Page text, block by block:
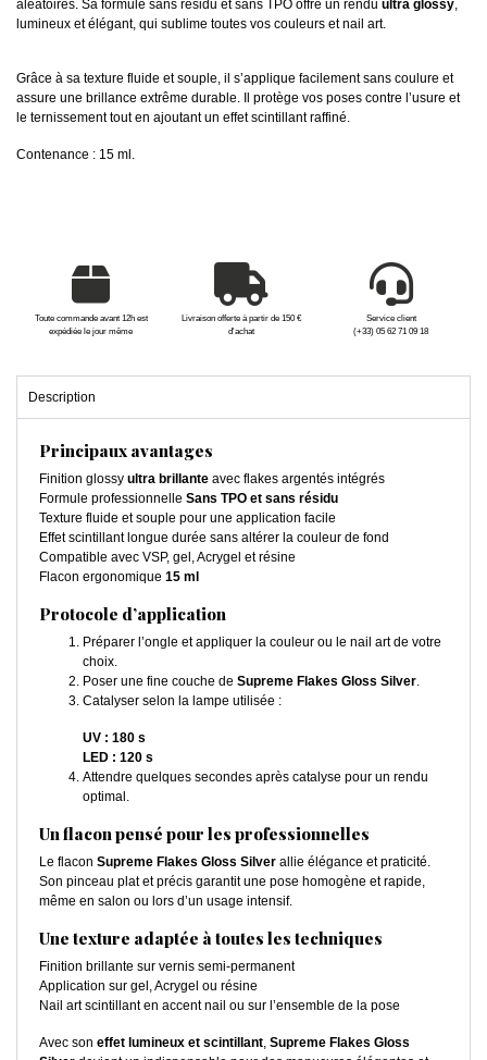
aléatoires. Sa formule sans résidu et sans TPO offre un rendu ultra glossy,
lumineux et élégant, qui sublime toutes vos couleurs et nail art.
Grâce à sa texture fluide et souple, il s’applique facilement sans coulure et
assure une brillance extrême durable. Il protège vos poses contre l’usure et
le ternissement tout en ajoutant un effet scintillant raffiné.
Contenance : 15 ml.
Toute commande avant 12h est
expédiée le jour même
Livraison offerte à partir de 150 €
d'achat
Service client
(+33) 05 62 71 09 18
Description
Principaux avantages
Finition glossy ultra brillante avec flakes argentés intégrés
Formule professionnelle Sans TPO et sans résidu
Texture fluide et souple pour une application facile
Effet scintillant longue durée sans altérer la couleur de fond
Compatible avec VSP, gel, Acrygel et résine
Flacon ergonomique 15 ml
Protocole d’application
Préparer l’ongle et appliquer la couleur ou le nail art de votre
choix.
Poser une fine couche de Supreme Flakes Gloss Silver.
Catalyser selon la lampe utilisée :
UV : 180 s
LED : 120 s
Attendre quelques secondes après catalyse pour un rendu
optimal.
Un flacon pensé pour les professionnelles
Le flacon Supreme Flakes Gloss Silver allie élégance et praticité.
Son pinceau plat et précis garantit une pose homogène et rapide,
même en salon ou lors d’un usage intensif.
Une texture adaptée à toutes les techniques
Finition brillante sur vernis semi-permanent
Application sur gel, Acrygel ou résine
Nail art scintillant en accent nail ou sur l’ensemble de la pose
Avec son effet lumineux et scintillant, Supreme Flakes Gloss